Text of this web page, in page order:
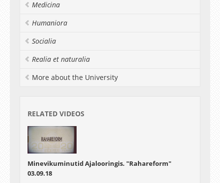
Medicina
Humaniora
Socialia
Realia et naturalia
More about the University
RELATED VIDEOS
Minevikuminutid Ajalooringis. "Rahareform"
03.09.18